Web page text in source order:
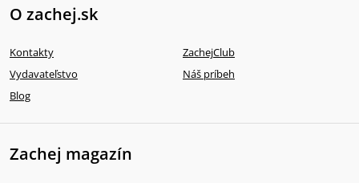
O zachej.sk
Kontakty
ZachejClub
Vydavateľstvo
Náš príbeh
Blog
Zachej magazín